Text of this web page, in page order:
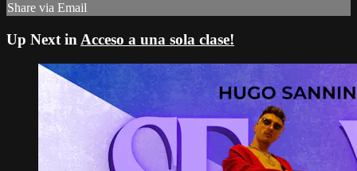
Share via Email
Up Next in Acceso a una sola clase!